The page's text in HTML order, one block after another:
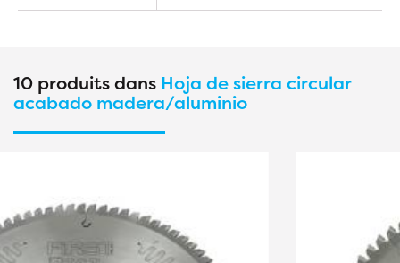
10 produits dans Hoja de sierra circular
acabado madera/aluminio